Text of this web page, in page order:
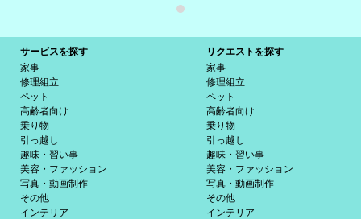
サービスを探す
家事
修理組立
ペット
高齢者向け
乗り物
引っ越し
趣味・習い事
美容・ファッション
写真・動画制作
その他
インテリア
リクエストを探す
家事
修理組立
ペット
高齢者向け
乗り物
引っ越し
趣味・習い事
美容・ファッション
写真・動画制作
その他
インテリア